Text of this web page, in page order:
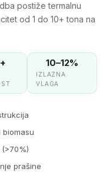
postiže termalnu
od 1 do 10+ tona na
10–12%
IZLAZNA
VLAGA
biomasu
prašine